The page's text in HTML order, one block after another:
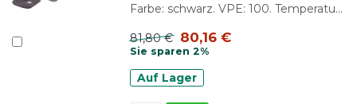
Farbe: schwarz. VPE: 100. Temperatu...
81,80 € 80,16 €
Sie sparen 2%
Auf Lager